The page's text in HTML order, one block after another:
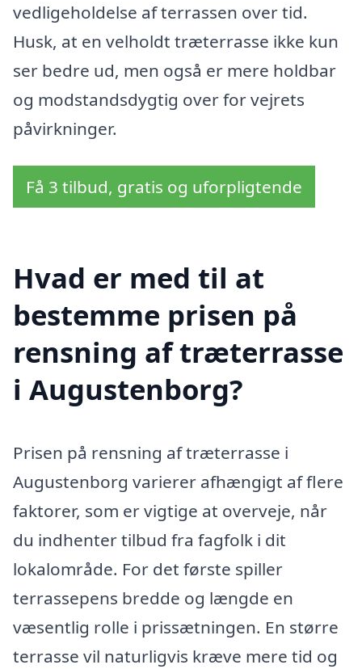
vedligeholdelse af terrassen over tid.
Husk, at en velholdt træterrasse ikke kun
ser bedre ud, men også er mere holdbar
og modstandsdygtig over for vejrets
påvirkninger.
Få 3 tilbud, gratis og uforpligtende
Hvad er med til at
bestemme prisen på
rensning af træterrasse
i Augustenborg?
Prisen på rensning af træterrasse i
Augustenborg varierer afhængigt af flere
faktorer, som er vigtige at overveje, når
du indhenter tilbud fra fagfolk i dit
lokalområde. For det første spiller
terrassepens bredde og længde en
væsentlig rolle i prissætningen. En større
terrasse vil naturligvis kræve mere tid og